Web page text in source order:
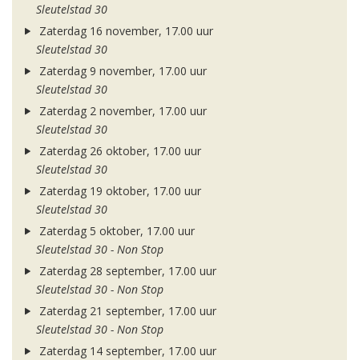
Sleutelstad 30
Zaterdag 16 november, 17.00 uur
Sleutelstad 30
Zaterdag 9 november, 17.00 uur
Sleutelstad 30
Zaterdag 2 november, 17.00 uur
Sleutelstad 30
Zaterdag 26 oktober, 17.00 uur
Sleutelstad 30
Zaterdag 19 oktober, 17.00 uur
Sleutelstad 30
Zaterdag 5 oktober, 17.00 uur
Sleutelstad 30 - Non Stop
Zaterdag 28 september, 17.00 uur
Sleutelstad 30 - Non Stop
Zaterdag 21 september, 17.00 uur
Sleutelstad 30 - Non Stop
Zaterdag 14 september, 17.00 uur